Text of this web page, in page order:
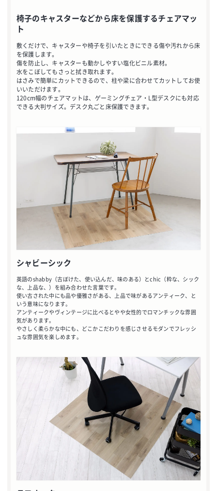
お買い物を続ける
カートへ進む
椅子のキャスターなどから床を保護するチェアマッ
ト
敷くだけで、キャスターや椅子を引いたときにできる傷や汚れから床
を保護します。
傷を防止し、キャスターも動かしやすい塩化ビニル素材。
水をこぼしてもさっと拭き取れます。
はさみで簡単にカットできるので、柱や梁に合わせてカットしてお使
いいただけます。
120cm幅のチェアマットは、ゲーミングチェア・L型デスクにも対応
できる大判サイズ。デスク丸ごと床保護できます。
シャビーシック
英語のshabby（古ぼけた、使い込んだ、味のある）とchic（粋な、シック
な、上品な、）を組み合わせた言葉です。
使い古された中にも品や優雅さがある、上品で味があるアンティーク、と
いう意味になります。
アンティークやヴィンテージに比べるとやや女性的でロマンチックな雰囲
気があります。
やさしく柔らかな中にも、どこかこだわりを感じさせるモダンでフレッシ
ュな雰囲気を楽しめます。